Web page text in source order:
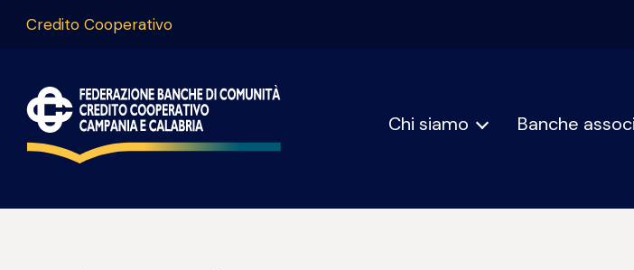
Chi siamo Banche
Credito Cooperativo